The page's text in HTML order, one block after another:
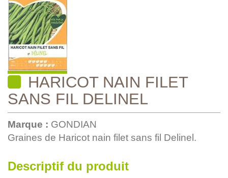
HARICOT NAIN FILET
SANS FIL DELINEL
Marque : GONDIAN
Graines de Haricot nain filet sans fil Delinel.
Descriptif du produit